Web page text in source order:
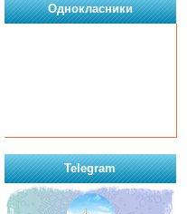
Однокласники
Telegram